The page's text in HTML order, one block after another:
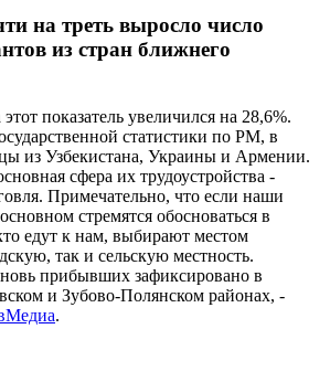
на треть выросло число
из стран ближнего
показатель увеличился на 28,6%.
статистики по РМ, в
из Узбекистана, Украины и Армении.
сфера их трудоустройства -
Примечательно, что если наши
стремятся обосноваться в
едут к нам, выбирают местом
так и сельскую местность.
прибывших зафиксировано в
и Зубово-Полянском районах, -
.